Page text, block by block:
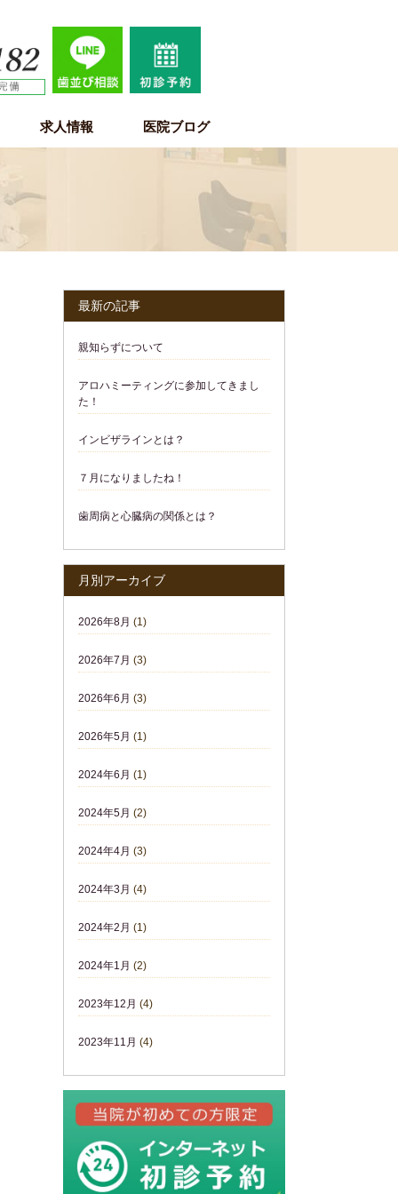
求人情報 医院ブログ
最新の記事
親知らずについて
アロハミーティングに参加してきまし
た！
インビザラインとは？
７月になりましたね！
歯周病と心臓病の関係とは？
月別アーカイブ
2026年8月 (1)
2026年7月 (3)
2026年6月 (3)
2026年5月 (1)
2024年6月 (1)
2024年5月 (2)
2024年4月 (3)
2024年3月 (4)
2024年2月 (1)
2024年1月 (2)
2023年12月 (4)
2023年11月 (4)